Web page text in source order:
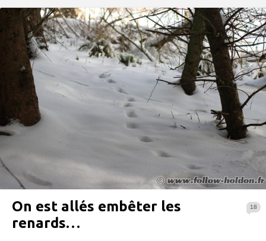
18
On est allés embêter les
renards…